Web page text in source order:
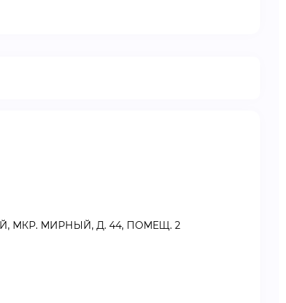
МКР. МИРНЫЙ, Д. 44, ПОМЕЩ. 2